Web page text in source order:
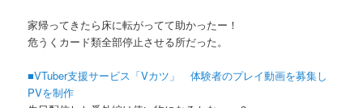
家帰ってきたら床に転がってて助かったー！
危うくカード類全部停止させる所だった。
■VTuber支援サービス「Vカツ」 体験者のプレイ動画を募集し
PVを制作